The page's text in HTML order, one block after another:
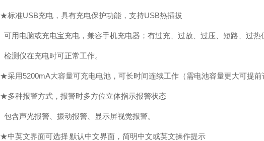
★标准USB充电，具有充电保护功能，支持USB热插拔
可用电脑或充电宝充电，兼容手机充电器；有过充、过放、过压、短路、过热
检测仪在充电时可正常工作。
★采用5200mA大容量可充电电池，可长时间连续工作（需电池容量更大可提前
★多种报警方式，报警时多方位立体指示报警状态
包含声光报警、振动报警、显示屏视觉报警。
★中英文界面可选择 默认中文界面，简明中文或英文操作提示